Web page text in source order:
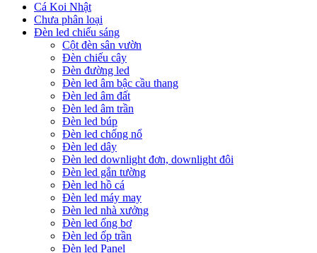
Cá Koi Nhật
Chưa phân loại
Đèn led chiếu sáng
Cột đèn sân vườn
Đèn chiếu cây
Đèn đường led
Đèn led âm bậc cầu thang
Đèn led âm đất
Đèn led âm trần
Đèn led búp
Đèn led chống nổ
Đèn led dây
Đèn led downlight đơn, downlight đôi
Đèn led gắn tường
Đèn led hồ cá
Đèn led máy may
Đèn led nhà xưởng
Đèn led ống bơ
Đèn led ốp trần
Đèn led Panel